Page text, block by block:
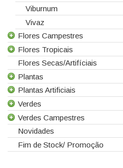
Viburnum
Vivaz
Flores Campestres
Todas as Flores Campestres
Anigozanthos
Alstroemeria
Alchemilla
Amaranthus
Aster
Astilbe
Astrancia
Flores Tropicais
Todas as Flores Tropicais
Alpinias
Berzelias
Brunias
Curcuma
Gloriosas
Helicónias
Flores Secas/Artifíciais
Plantas
Todas as Plantas
Gerbera de Vaso
Phalaenopsis
Sanseverina
Plantas Artificiais
Todas as Plantas Artificiais
Suculentas Artificiais
Verdes
Todos os Verdes
Asparagus
Aspidistra
Verdes Campestres
Todos os Verdes Campestres
Eucaliptos
Novidades
Fim de Stock/ Promoção